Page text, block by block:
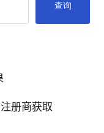
查询
册商获取